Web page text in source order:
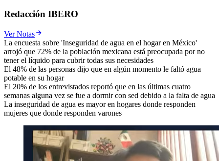
Redacción IBERO
Ver Notas
La encuesta sobre 'Inseguridad de agua en el hogar en México'
arrojó que 72% de la población mexicana está preocupada por no
tener el líquido para cubrir todas sus necesidades
El 48% de las personas dijo que en algún momento le faltó agua
potable en su hogar
El 20% de los entrevistados reportó que en las últimas cuatro
semanas alguna vez se fue a dormir con sed debido a la falta de agua
La inseguridad de agua es mayor en hogares donde responden
mujeres que donde responden varones